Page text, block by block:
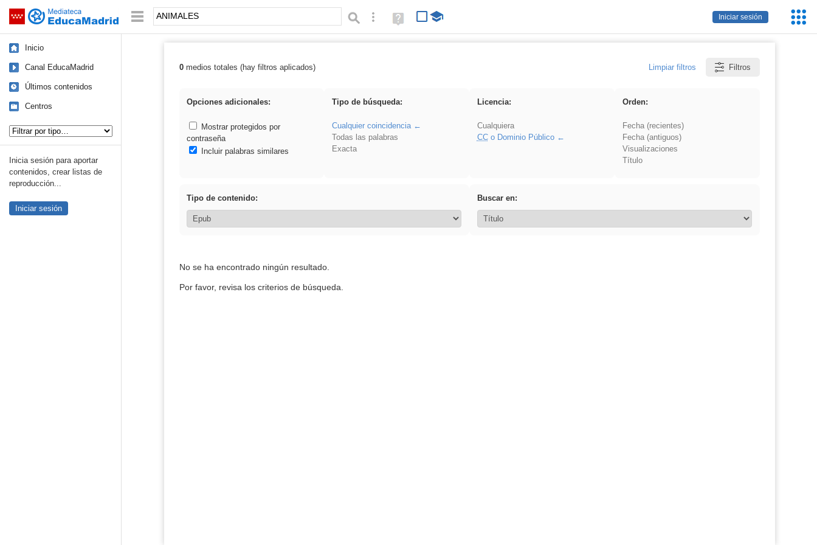
Saltar navegación
Iniciar sesión
Palabra o frase: Búsqueda avanzada
Ayuda
(en
Inicio
Canal EducaMadrid
Últimos contenidos
Centros
Inicia sesión para aportar
contenidos, crear listas de
reproducción...
Iniciar sesión
Resultados de: ANIMALES
0medios totales (hay filtros aplicados) Limpiar filtros Filtros
Opciones adicionales:
Mostrar protegidos por
contraseña
Incluir palabras similares
Tipo de búsqueda:
Cualquier coincidencia
Todas las palabras
Exacta
Licencia:
Cualquiera
CCo Dominio Público
Orden:
Fecha (recientes)
Fecha (antiguos)
Visualizaciones
Título
Tipo de contenido: Buscar en:
No se ha encontrado ningún resultado.
Por favor, revisa los criterios de búsqueda.